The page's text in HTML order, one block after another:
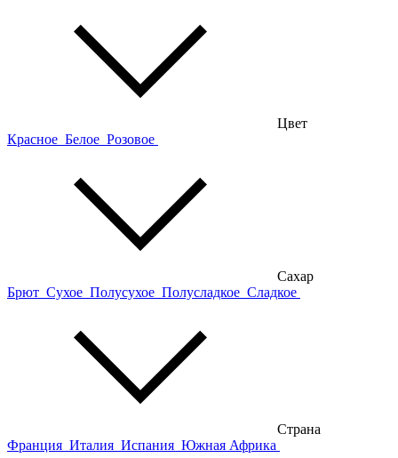
Цвет
Красное Белое Розовое
Сахар
Брют Сухое Полусухое Полусладкое Сладкое
Страна
Франция Италия Испания Южная Африка